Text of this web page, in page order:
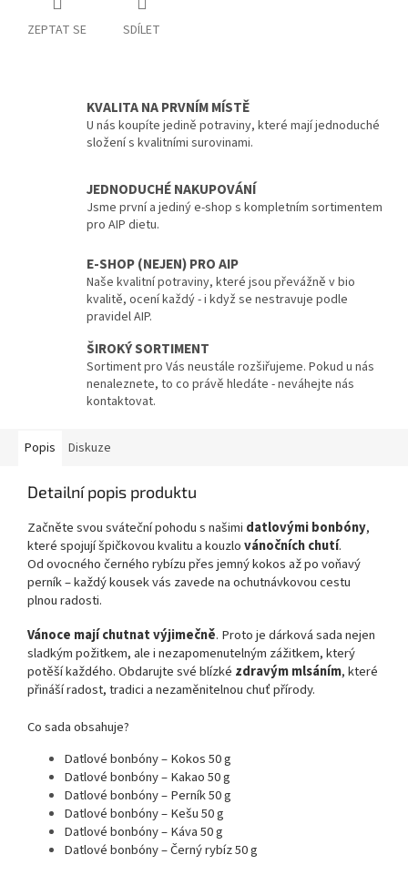
ZEPTAT SE SDÍLET
KVALITA NA PRVNÍM MÍSTĚ
U nás koupíte jedině potraviny, které mají jednoduché
složení s kvalitními surovinami.
JEDNODUCHÉ NAKUPOVÁNÍ
Jsme první a jediný e-shop s kompletním sortimentem
pro AIP dietu.
E-SHOP (NEJEN) PRO AIP
Naše kvalitní potraviny, které jsou převážně v bio
kvalitě, ocení každý - i když se nestravuje podle
pravidel AIP.
ŠIROKÝ SORTIMENT
Sortiment pro Vás neustále rozšiřujeme. Pokud u nás
nenaleznete, to co právě hledáte - neváhejte nás
kontaktovat.
Popis Diskuze
Detailní popis produktu
Začněte svou sváteční pohodu s našimi datlovými bonbóny,
které spojují špičkovou kvalitu a kouzlovánočních chutí.
Od ovocného černého rybízupřes jemný kokos až po voňavý
perník – každý kousek vás zavede na ochutnávkovou cestu
plnou radosti.
Vánoce mají chutnat výjimečně. Proto je dárková sada nejen
sladkým požitkem, ale i nezapomenutelným zážitkem, který
potěší každého. Obdarujte své blízké zdravým mlsáním, které
přináší radost, tradici a nezaměnitelnou chuť přírody.
Co sada obsahuje?
Datlové bonbóny – Kokos 50 g
Datlové bonbóny – Kakao 50 g
Datlové bonbóny – Perník 50 g
Datlové bonbóny – Kešu 50 g
Datlové bonbóny – Káva 50 g
Datlové bonbóny – Černý rybíz 50 g